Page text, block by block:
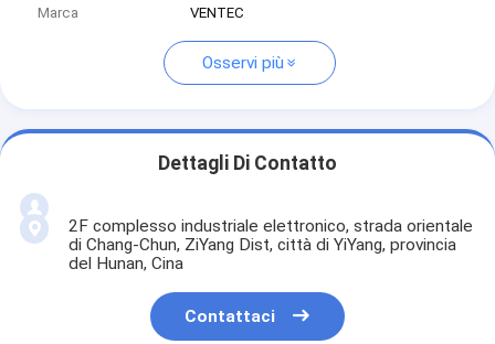
Marca
VENTEC
Osservi più
Dettagli Di Contatto
2F complesso industriale elettronico, strada orientale
di Chang-Chun, ZiYang Dist, città di YiYang, provincia
del Hunan, Cina
Contattaci